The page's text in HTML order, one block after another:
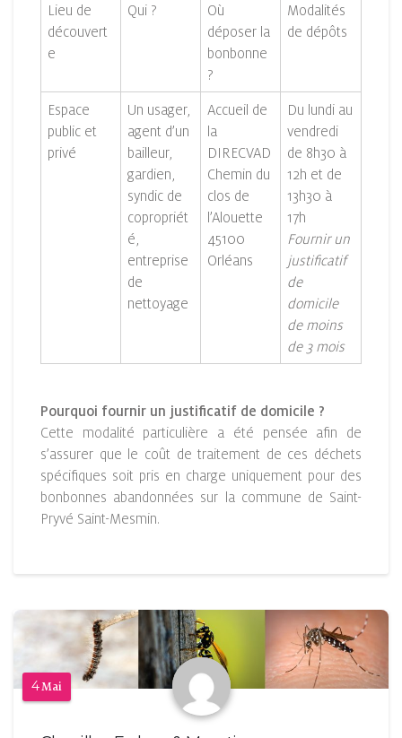
Lieu de
découvert
e
Qui ?
Où
déposer la
bonbonne
?
Modalités
de dépôts
Espace
public et
privé
Un usager,
agent d’un
bailleur,
gardien,
syndic de
copropriét
é,
entreprise
de
nettoyage
Accueil de
la
DIRECVAD
Chemin du
clos de
l’Alouette
45100
Orléans
Du lundi au
vendredi
de 8h30 à
12h et de
13h30 à
17h
Fournir un
justificatif
de
domicile
de moins
de 3 mois
Pourquoi fournir un justificatif de domicile ?
Cette modalité particulière a été pensée afin de
s’assurer que le coût de traitement de ces déchets
spécifiques soit pris en charge uniquement pour des
bonbonnes abandonnées sur la commune de Saint-
Pryvé Saint-Mesmin.
4Mai